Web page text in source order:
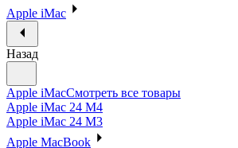
Apple iMac
Назад
Apple iMacСмотреть все товары
Apple iMac 24 M4
Apple iMac 24 M3
Apple MacBook